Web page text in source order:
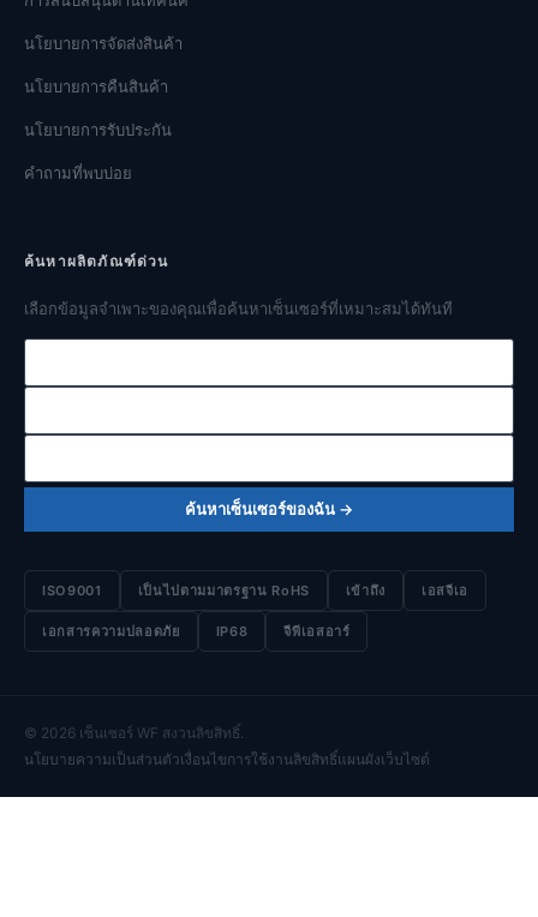
นโยบายการจัดส่งสินค้า
นโยบายการคืนสินค้า
นโยบายการรับประกัน
คำถามที่พบบ่อย
ค้นหาผลิตภัณฑ์ด่วน
เลือกข้อมูลจำเพาะของคุณเพื่อค้นหาเซ็นเซอร์ที่เหมาะสมได้ทันที
ช่วงความดัน
สัญญาณเอาต์พุต
ประเภทความดัน
ค้นหาเซ็นเซอร์ของฉัน →
ISO9001 เป็นไปตามมาตรฐาน RoHS เข้าถึง เอสจีเอ
เอกสารความปลอดภัย IP68 จีพีเอสอาร์
© 2026 เซ็นเซอร์ WF สงวนลิขสิทธิ์.
นโยบายความเป็นส่วนตัวเงื่อนไขการใช้งานลิขสิทธิ์แผนผังเว็บไซต์